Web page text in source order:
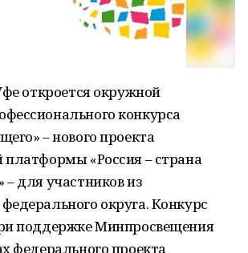
откроется окружной
конкурса
– нового проекта
платформы «Россия – страна
– для участников из
округа. Конкурс
поддержке Минпросвещения
федерального проекта